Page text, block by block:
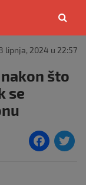
lipnja, 2024 u 22:57
što
se
F